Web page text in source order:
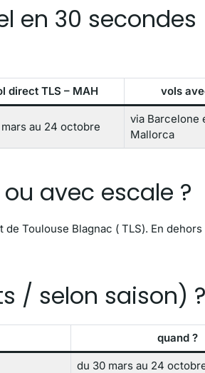
en 30 secondes
direct TLS – MAH vols
au 24 octobre
via Barcelone
Mallorca
avec escale ?
Toulouse Blagnac ( TLS). En
/ selon saison) ?
quand ?
du 30 mars au 24